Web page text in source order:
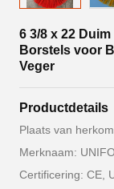
6 3/8 x 22
Borstels voor
Veger
Productdetails
Plaats van
Merknaam:
Certificering: CE,